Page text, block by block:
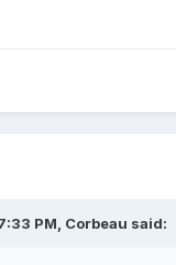
PM, Corbeau said: